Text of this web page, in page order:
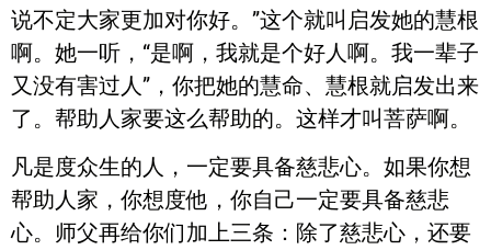
说不定大家更加对你好。”这个就叫启发她的慧根
啊。她一听，“是啊，我就是个好人啊。我一辈子
又没有害过人”，你把她的慧命、慧根就启发出来
了。帮助人家要这么帮助的。这样才叫菩萨啊。
凡是度众生的人，一定要具备慈悲心。如果你想
帮助人家，你想度他，你自己一定要具备慈悲
心。师父再给你们加上三条：除了慈悲心，还要